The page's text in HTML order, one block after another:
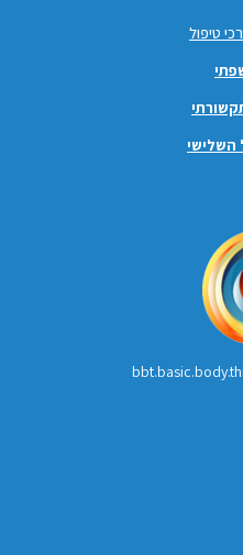
טיפול
השלישי